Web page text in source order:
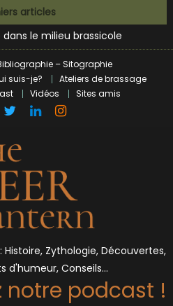
articles
le milieu brassicole
pour une bouchée de pain ?
– Sitographie
suis-je?
Ateliers de brassage
Vidéos Sites amis
Histoire, Zythologie, Découvertes,
d'humeur, Conseils…
notre podcast !